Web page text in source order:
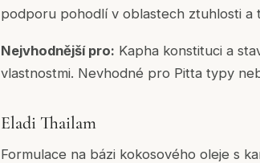
podporu pohodlí v oblastech ztuhlosti a
Nejvhodnější pro: Kapha konstituci a
vlastnostmi. Nevhodné pro Pitta typy
Eladi Thailam
Formulace na bázi kokosového oleje s